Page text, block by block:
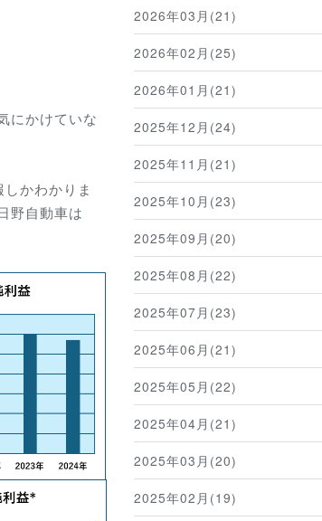
にかけていな
かわかりま
野自動車は
2026年03月(21)
2026年02月(25)
2026年01月(21)
2025年12月(24)
2025年11月(21)
2025年10月(23)
2025年09月(20)
2025年08月(22)
2025年07月(23)
2025年06月(21)
2025年05月(22)
2025年04月(21)
2025年03月(20)
2025年02月(19)